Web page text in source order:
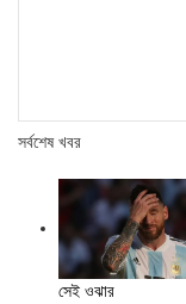
সর্বশেষ খবর
সেই ওঝার